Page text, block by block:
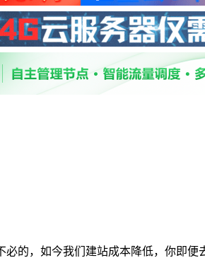
的，如今我们建站成本降低，你即